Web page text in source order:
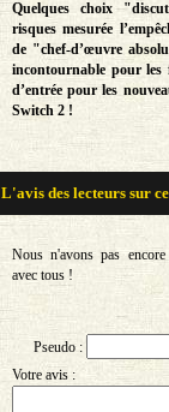
Quelques choix
risques mesurée
de "chef-d’œuvre
incontournable pour
d’entrée pour les
Switch 2 !
L'avis des lecteurs sur
Nous n'avons pas
avec tous !
Pseudo :
Votre avis :